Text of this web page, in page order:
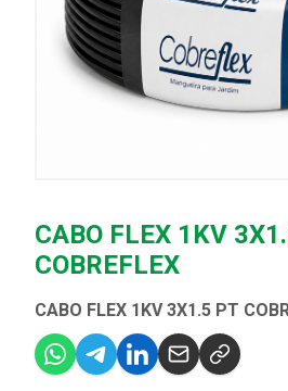
CABO FLEX 1KV
COBREFLEX
CABO FLEX 1KV 3X1.5 PT